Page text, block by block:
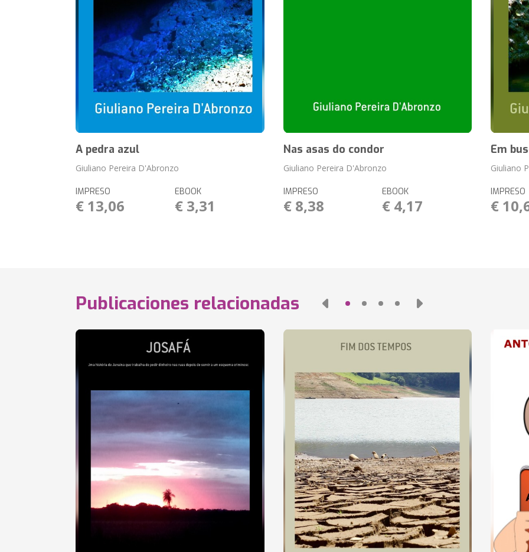
A pedra azul
Giuliano Pereira D'Abronzo
IMPRESO
€ 13,06
EBOOK
€ 3,31
Nas asas do condor
Giuliano Pereira D'Abronzo
IMPRESO
€ 8,38
EBOOK
€ 4,17
Em
Giuliano
IMPRESO
€
Publicaciones relacionadas